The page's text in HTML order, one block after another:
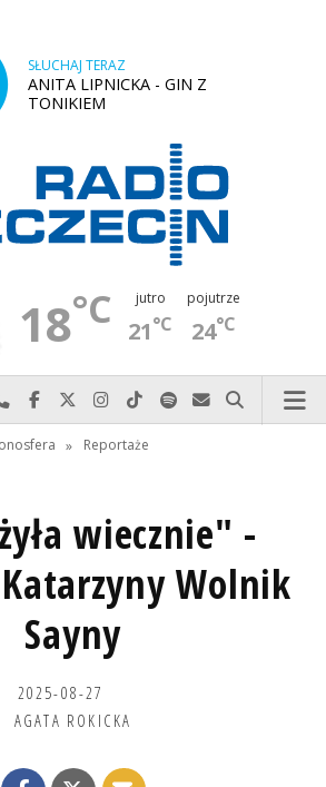
SŁUCHAJ TERAZ
ANITA LIPNICKA - GIN Z
TONIKIEM
18°C jutro
21°C
pojutrze
24°C
Najlepiej po prostu do nas zadzwoń
Odwiedź nas na Facebook-u
Odwiedź nas na X
Odwiedź nas na Instagram-ie
Odwiedź nas na TikTok-u
Szukaj nas na Spotify
Wyślij do nas
Szukaj
» Reportaże
wiecznie" -
Wolnik
Sayny
2025-08-27
AGATA ROKICKA